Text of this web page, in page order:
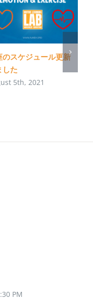
のスケジュール更新
した
5th, 2021
PM